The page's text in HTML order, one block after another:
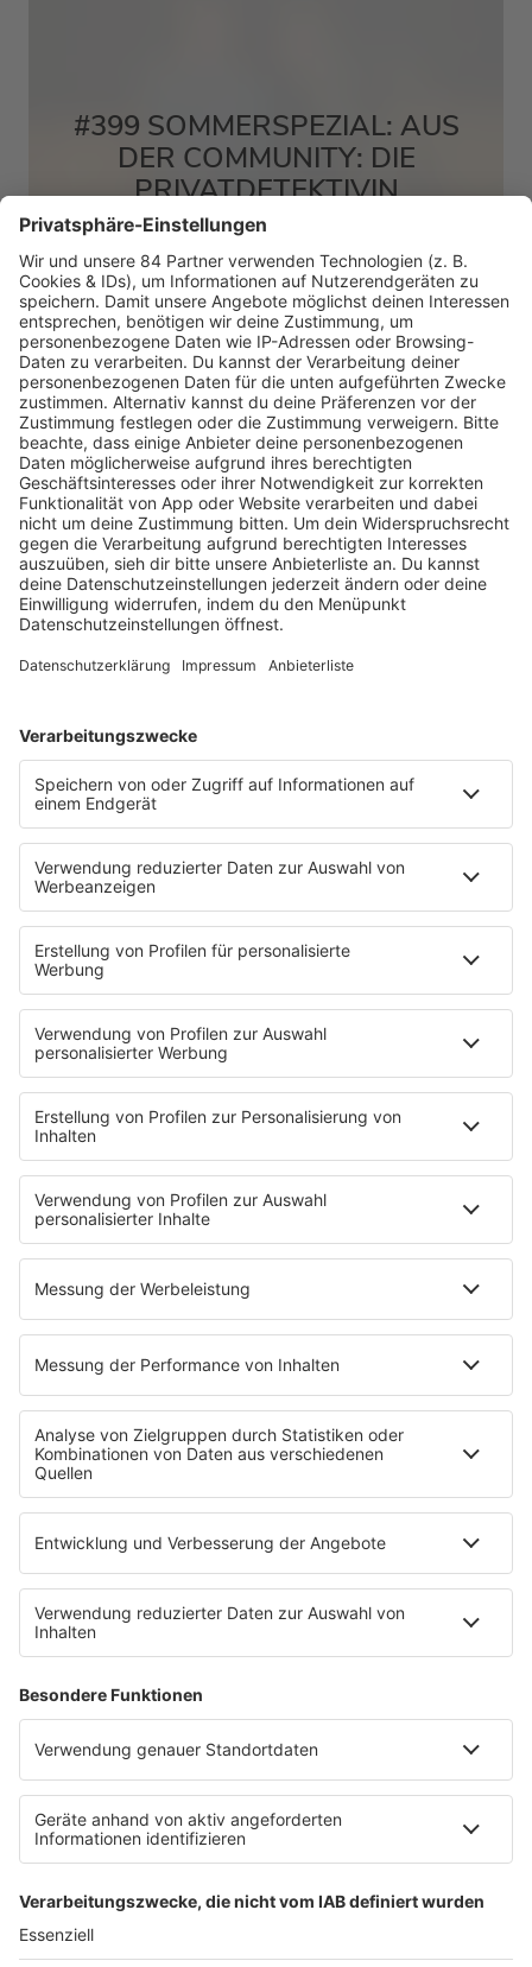
#399 SOMMERSPEZIAL: AUS
DER COMMUNITY: DIE
PRIVATDETEKTIVIN
MEHR LESEN
HOME
RADIOS
barba radio
Lagerfeuer
Füße hoch
Schmusekatze
Song Contest
Mädelsabend
Ich hasse Sport
Sonntag Morgen
Strandbar
Putzfimmel
Deutschpop
Deutsche Liebeslieder
PODCASTS
Mit den Waffeln einer Frau
Frühstück bei Barbara
Brave & One
NotAufnahme
"Bewerbung und Karriere"
Aber bitte mit Schlager
Erdbeerkäse
Fitness mit M.A.R.K
Glück in Worten
Todesursache
Niemand muss ein Promi sein
PROGRAMM
Mit den Waffeln einer Frau
SERVICE
Empfang
barba radio App
Impressum
Datenschutz Facebook & Instagram
Datenschutzeinstellungen
Clubbedingungen
Werbung schalten
Waffel-Werbepartner
80s80s.de
90s90s.de
Schlagerplanetradio.com
1deutsch.de
WEIHNACHTSMUSIK.FM